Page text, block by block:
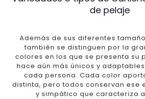
de pelaje
Además de sus diferentes
también se distinguen por la
colores en los que se presenta su
hace aún más únicos y
cada persona. Cada color
distinta, pero todos conservan ese
y simpático que caracteriza